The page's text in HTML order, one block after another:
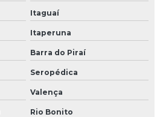
Itaguaí
Itaperuna
Barra do Piraí
Seropédica
Valença
Rio Bonito